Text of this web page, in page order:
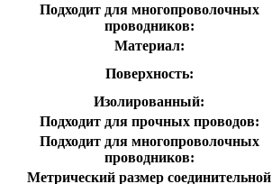
Подходит для многопроволочных
проводников:
Материал:
Поверхность:
Изолированный:
Подходит для прочных проводов:
Подходит для многопроволочных
проводников:
Метрический размер соединительной